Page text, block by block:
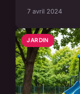
7 avril 2024
JARDIN